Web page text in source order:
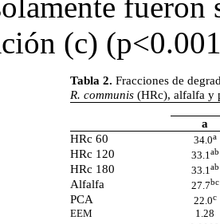
(c)
Tabla 2. Fracciones de
R. communis (HRc), alfalfa y
a
HRc 60
34.0a
HRc 120 33.1ab
HRc 180 33.1ab
Alfalfa 27.7bc
PCA 22.0c
EEM 1.28